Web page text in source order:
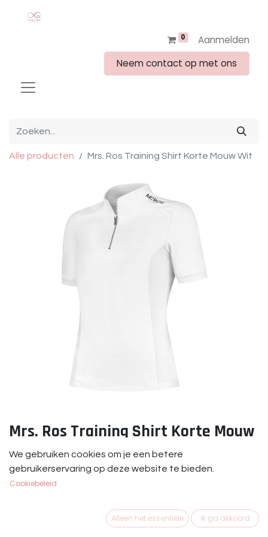
0
Aanmelden
Neem contact op met ons
Alle producten Mrs. Ros Training Shirt Korte Mouw Wit
Mrs. Ros Training Shirt Korte Mouw
Wit
Short Sleeve Competition Top
We gebruiken cookies om je een betere
gebruikerservaring op deze website te bieden.
Cookiebeleid
Alleen het essentiële Ik ga akkoord